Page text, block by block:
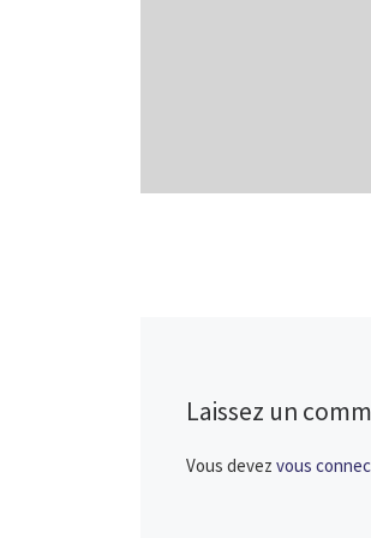
Laissez un
Vous devez vous